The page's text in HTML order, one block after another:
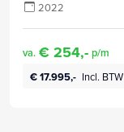
2022
va. € 254,- p/m
€ 17.995,- Incl. BTW